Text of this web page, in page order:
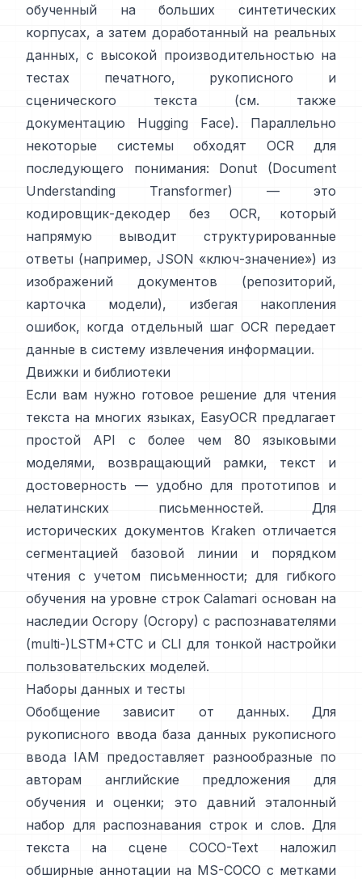
обученный на больших синтетических
корпусах, а затем доработанный на реальных
данных, с высокой производительностью на
тестах печатного, рукописного и
сценического текста (см. также
документацию Hugging Face). Параллельно
некоторые системы обходят OCR для
последующего понимания:
Donut (Document
Understanding Transformer)
— это
кодировщик-декодер без OCR, который
напрямую выводит структурированные
ответы (например, JSON «ключ-значение») из
изображений документов (репозиторий,
карточка модели), избегая накопления
ошибок, когда отдельный шаг OCR передает
данные в систему извлечения информации.
Движки и библиотеки
Если вам нужно готовое решение для чтения
текста на многих языках, EasyOCR предлагает
простой API с более чем 80 языковыми
моделями, возвращающий рамки, текст и
достоверность — удобно для прототипов и
нелатинских письменностей. Для
исторических документов Kraken отличается
сегментацией базовой линии и порядком
чтения с учетом письменности; для гибкого
обучения на уровне строк Calamari основан на
наследии Ocropy (Ocropy) с распознавателями
(multi-)LSTM+CTC и CLI для тонкой настройки
пользовательских моделей.
Наборы данных и тесты
Обобщение зависит от данных. Для
рукописного ввода база данных рукописного
ввода IAM предоставляет разнообразные по
авторам английские предложения для
обучения и оценки; это давний эталонный
набор для распознавания строк и слов. Для
текста на сцене
COCO-Text
наложил
обширные аннотации на MS-COCO с метками